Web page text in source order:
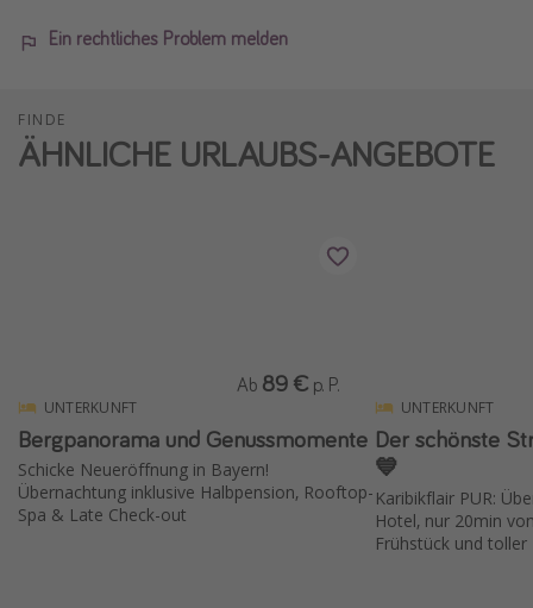
Ein rechtliches Problem melden
FINDE
ÄHNLICHE URLAUBS-ANGEBOTE
UNTERKUNFT
Bergpanorama und Genussmomente
Schicke Neueröffnung in Bayern!
Übernachtung inklusive Halbpension, Rooftop-
Spa & Late Check-out
Ab 89 € p. P.
UNTERKUNFT
Der schönste
💙
Karibikflair PUR:
Hotel, nur 20min
Frühstück und